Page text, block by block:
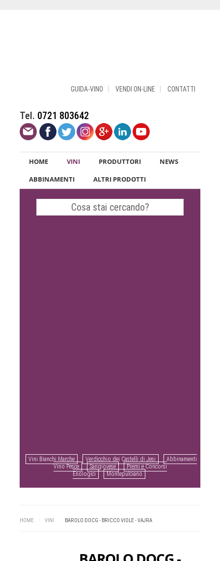
GUIDA-VINO VENDI ON-LINE CONTATTI
Tel. 0721 803642
HOME VINI PRODUTTORI
NEWS
ABBINAMENTI
ALTRI PRODOTTI
Vini Bianchi Marche Verdicchio dei Castelli di Jesi
Abbinamenti
Vino Pesce
Sangiovese
Premi e Concorsi
Enologici
Montepulciano
HOME VINI BAROLO DOCG - BRICCO VIOLE - VAJRA